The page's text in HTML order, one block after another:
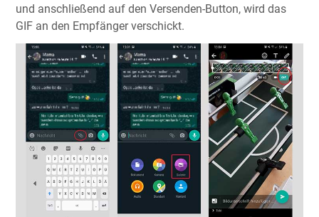
und anschließend auf den Versenden-Button, wird das
GIF an den Empfänger verschickt.